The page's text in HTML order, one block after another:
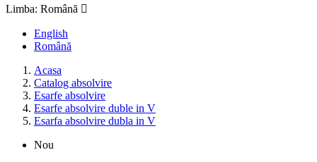
Limba: Română 
English
Română
Acasa
Catalog absolvire
Esarfe absolvire
Esarfe absolvire duble in V
Esarfa absolvire dubla in V
Nou